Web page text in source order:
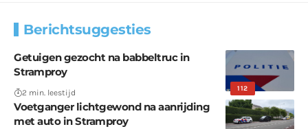
Berichtsuggesties
112
Getuigen gezocht na babbeltruc in
Stramproy
2 min. leestijd
Voetganger lichtgewond na aanrijding
met auto in Stramproy